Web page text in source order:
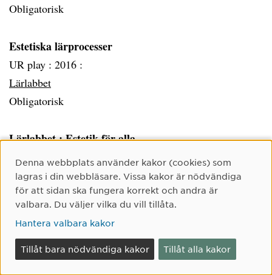
Obligatorisk
Estetiska lärprocesser
UR play : 2016 :
Lärlabbet
Obligatorisk
Lärlabbet : Estetik för alla
Utbildningsradion :
2016 :
Utbildningsradion
Obligatorisk
Modul 2: hantverkslitteratur
Börja väv
Bäckman Nina
Cookie-samtycke
Denna webbplats använder kakor (cookies) som
lagras i din webbläsare. Vissa kakor är nödvändiga
för att sidan ska fungera korrekt och andra är
valbara. Du väljer vilka du vill tillåta.
Hantera valbara kakor
Tillåt bara nödvändiga kakor Tillåt alla kakor